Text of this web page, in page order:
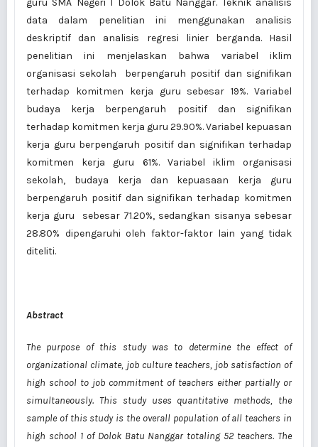
guru SMA Negeri I Dolok Batu Nanggar. Teknik analisis
data dalam penelitian ini menggunakan analisis
deskriptif dan analisis regresi linier berganda. Hasil
penelitian ini menjelaskan bahwa variabel iklim
organisasi sekolah berpengaruh positif dan signifikan
terhadap komitmen kerja guru sebesar 19%. Variabel
budaya kerja berpengaruh positif dan signifikan
terhadap komitmen kerja guru 29.90%. Variabel kepuasan
kerja guru berpengaruh positif dan signifikan terhadap
komitmen kerja guru 61%. Variabel iklim organisasi
sekolah, budaya kerja dan kepuasaan kerja guru
berpengaruh positif dan signifikan terhadap komitmen
kerja guru sebesar 71.20%, sedangkan sisanya sebesar
28.80% dipengaruhi oleh faktor-faktor lain yang tidak
diteliti.
Abstract
The purpose of this study was to determine the effect of
organizational climate, job culture teachers, job satisfaction of
high school to job commitment of teachers either partially or
simultaneously. This study uses quantitative methods, the
sample of this study is the overall population of all teachers in
high school 1 of Dolok Batu Nanggar totaling 52 teachers. The